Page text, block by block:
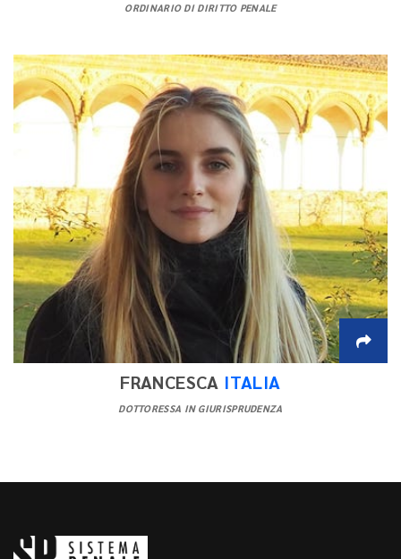
ORDINARIO DI DIRITTO PENALE
FRANCESCA ITALIA
DOTTORESSA IN GIURISPRUDENZA